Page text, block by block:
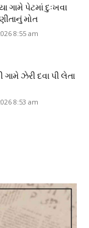
ગામે પેટમાં દુઃખવા
મોત
8:55 am
ઝેરી દવા પી લેતા
8:53 am